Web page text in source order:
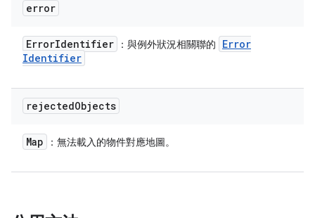
error
ErrorIdentifier ：與例外狀況相關聯的
Error
Identifier
rejectedObjects
Map ：無法載入的物件對應地圖。